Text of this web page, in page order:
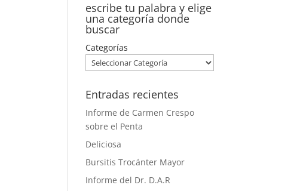
escribe tu palabra y elige
una categoría donde
buscar
Categorías
Entradas recientes
Informe de Carmen Crespo
sobre el Penta
Deliciosa
Bursitis Trocánter Mayor
Informe del Dr. D.A.R